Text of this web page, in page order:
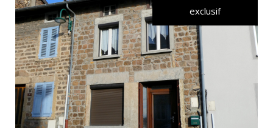
exclusif
VOIR LE BIEN